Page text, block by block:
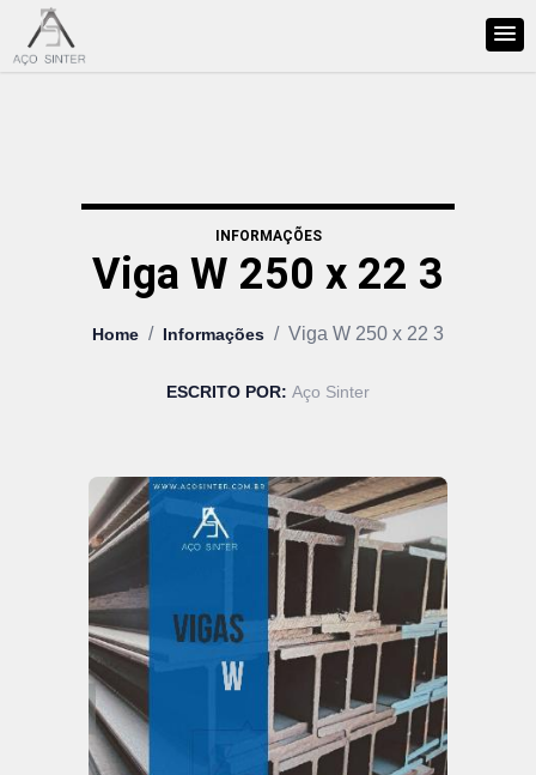
INFORMAÇÕES
Viga W 250 x 22 3
Home / Informações / Viga W 250 x 22 3
ESCRITO POR: Aço Sinter